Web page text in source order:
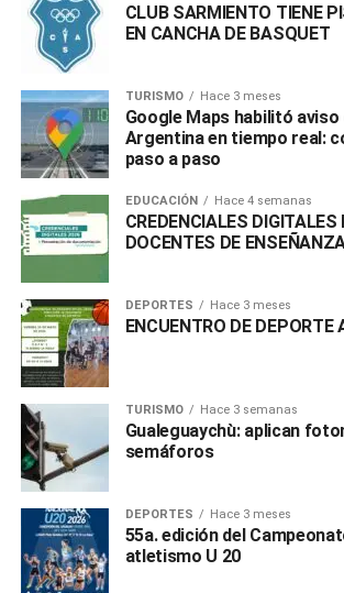
CLUB SARMIENTO TIENE
EN CANCHA DE BASQUET
TURISMO Hace 3 meses
Google Maps habilitó aviso
Argentina en tiempo real:
paso a paso
EDUCACIÓN Hace 4 semanas
CREDENCIALES DIGITALES
DOCENTES DE
DEPORTES Hace 3 meses
ENCUENTRO DE DEPORTE
TURISMO Hace 3 semanas
Gualeguaychù: aplican
semáforos
DEPORTES Hace 3 meses
55a. edición del
atletismo U 20